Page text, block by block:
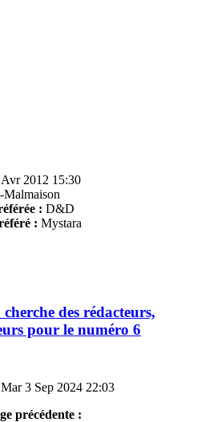
2012 15:30
Malmaison
: D&D
: Mystara
des rédacteurs,
pour le numéro 6
Mar 3 Sep 2024 22:03
précédente :